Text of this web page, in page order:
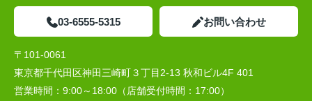
03-6555-5315 お問い合わせ
〒101-0061
東京都千代田区神田三崎町３丁目2-13 秋和ビル4F 401
営業時間： 9:00～18:00（店舗受付時間：17:00）